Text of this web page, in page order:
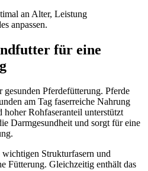
an Alter, Leistung
anpassen.
für eine
Pferdefütterung. Pferde
am Tag faserreiche Nahrung
hoher Rohfaseranteil unterstützt
Darmgesundheit und sorgt für eine
Strukturfasern und
Fütterung. Gleichzeitig enthält das